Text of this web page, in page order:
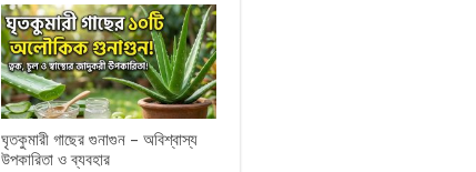
ঘৃতকুমারী গাছের গুনাগুন – অবিশ্বাস্য
উপকারিতা ও ব্যবহার